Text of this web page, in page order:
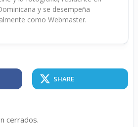
y se desempeña
como Webmaster.
SHARE
cerrados.